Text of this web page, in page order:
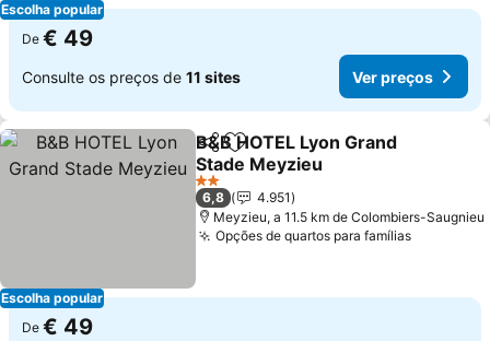
Escolha popular
De € 49
Consulte os preços de 11 sites Ver preços
Escolha popular
PartilharAdicionar aos favoritos
B&B HOTEL Lyon Grand
Stade Meyzieu
2 Estrelas
6,8
4.951
Meyzieu, a 11.5 km de Colombiers-Saugnieu
Opções de quartos para famílias
De € 49